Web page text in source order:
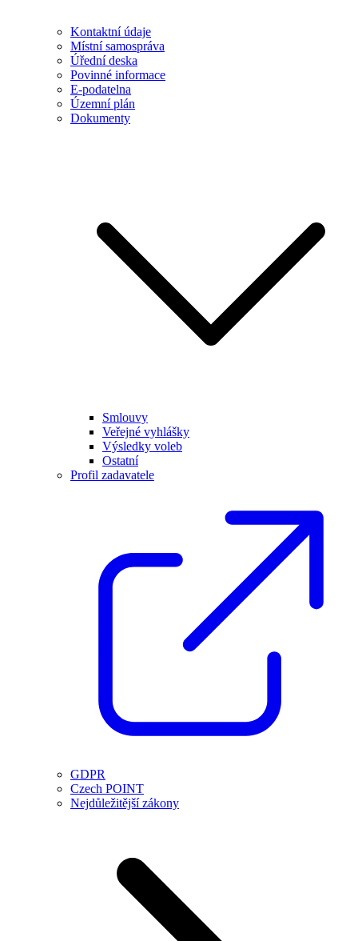
Kontaktní údaje
Místní samospráva
Úřední deska
Povinné informace
E-podatelna
Územní plán
Dokumenty
Smlouvy
Veřejné vyhlášky
Výsledky voleb
Ostatní
Profil zadavatele
GDPR
Czech POINT
Nejdůležitější zákony